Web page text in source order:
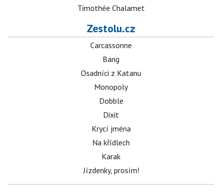
Timothée Chalamet
Zestolu.cz
Carcassonne
Bang
Osadníci z Katanu
Monopoly
Dobble
Dixit
Krycí jména
Na křídlech
Karak
Jízdenky, prosím!